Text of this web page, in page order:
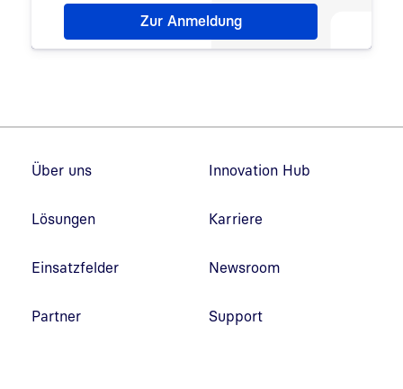
Hinweis: Dialog zur Newsletter-Anmeldung wurde
Zur Anmeldung
Über uns
Lösungen
Einsatzfelder
Partner
Innovation Hub
Karriere
Newsroom
Support